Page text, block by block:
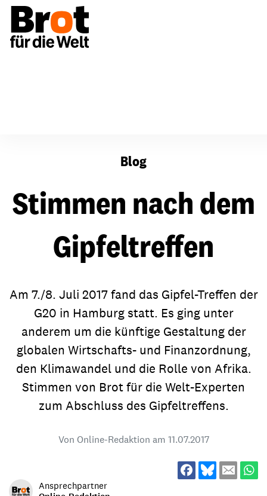
Blog
Stimmen nach dem
Gipfeltreffen
Am 7./8. Juli 2017 fand das Gipfel-Treffen der
G20 in Hamburg statt. Es ging unter
anderem um die künftige Gestaltung der
globalen Wirtschafts- und Finanzordnung,
den Klimawandel und die Rolle von Afrika.
Stimmen von Brot für die Welt-Experten
zum Abschluss des Gipfeltreffens.
Von Online-Redaktion am 11.07.2017
Ansprechpartner